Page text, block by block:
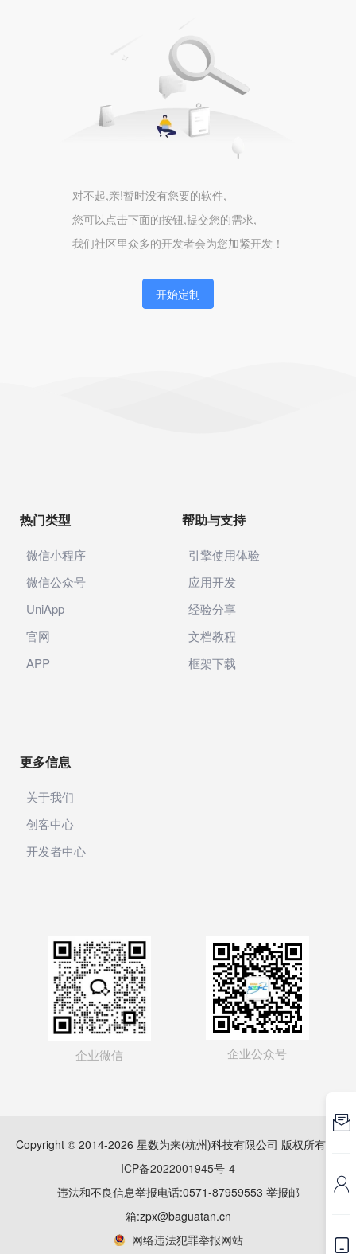
对不起,亲!暂时没有您要的软件,
您可以点击下面的按钮,提交您的需求,
我们社区里众多的开发者会为您加紧开发！
开始定制
热门类型
微信小程序
微信公众号
UniApp
官网
APP
帮助与支持
引擎使用体验
应用开发
经验分享
文档教程
框架下载
更多信息
关于我们
创客中心
开发者中心
企业微信 企业公众号
Copyright © 2014-2026 星数为来(杭州)科技有限公司 版权所有
ICP备2022001945号-4
违法和不良信息举报电话:0571-87959553 举报邮
箱:zpx@baguatan.cn
网络违法犯罪举报网站


